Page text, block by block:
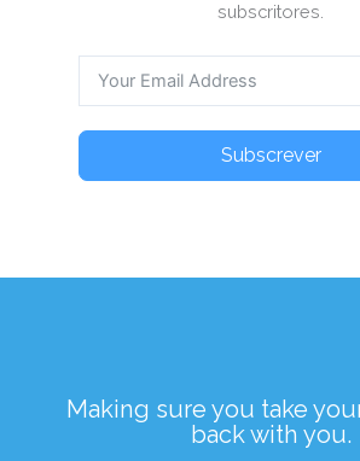
subscritores.
Subscrever
Making sure you take
back with you.